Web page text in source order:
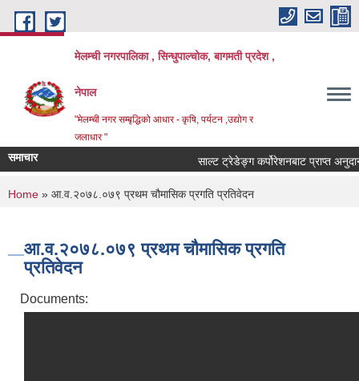
Skip to main content
मेलम्ची नगरपालिका , सिन्धुपाल्चोक, बागमती प्रदेश ,
नेपाल
"मेलम्ची नगर सम्बृद्धिको आधार - कृषि, पर्यटन ,उद्योग र
जलाधार "
समाचार साल्ट ट्रेडेङ्ग कर्पोरेशनबाट प्राप्त
You are here
Home » आ.व.२०७८.०७९ प्रथम चौमासिक प्रगति प्रतिवेदन
आ.व.२०७८.०७९ प्रथम चौमासिक प्रगति
प्रतिवेदन
Documents: